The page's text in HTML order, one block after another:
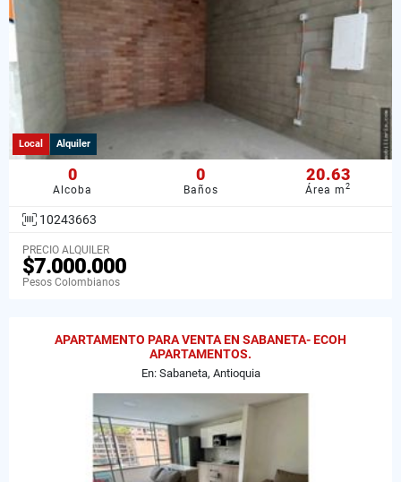
Local Alquiler
0
Alcoba
0
Baños
20.63
Área m2
10243663
PRECIO ALQUILER
$7.000.000
Pesos Colombianos
APARTAMENTO PARA VENTA EN SABANETA- ECOH
APARTAMENTOS.
En: Sabaneta, Antioquia